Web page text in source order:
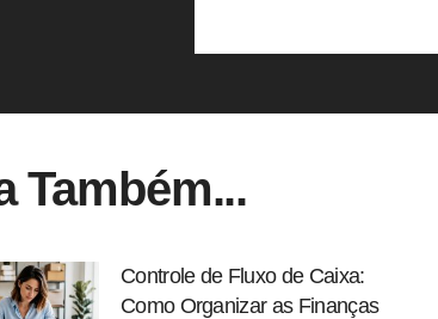
Também...
Controle de Fluxo de Caixa:
Como Organizar as Finanças